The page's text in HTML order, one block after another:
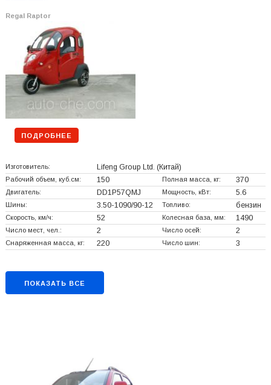
Regal Raptor
ПОДРОБНЕЕ
Изготовитель: Lifeng Group Ltd. (Китай)
Рабочий объем, куб.см: 150 Полная масса, кг: 370
Двигатель: DD1P57QMJ Мощность, кВт: 5.6
Шины: 3.50-1090/90-12 Топливо: бензин
Скорость, км/ч: 52 Колесная база, мм: 1490
Число мест, чел.: 2 Число осей: 2
Снаряженная масса, кг: 220 Число шин: 3
ПОКАЗАТЬ ВСЕ